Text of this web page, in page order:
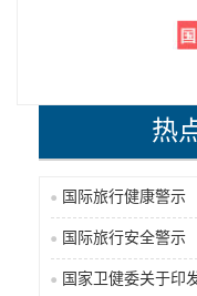
热
国际旅行健康警示
国际旅行安全警示